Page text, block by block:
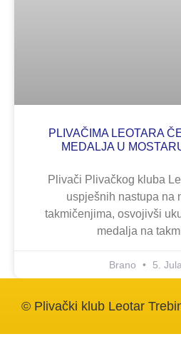
PLIVAČIMA LEOTARA
MEDALJA U
Plivači Plivačkog kluba
uspješnih nastupa na
takmičenjima, osvojivši
medalja na
Brano 5.
© Plivački klub Leotar